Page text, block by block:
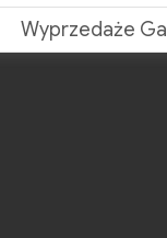
Wyprzedaże